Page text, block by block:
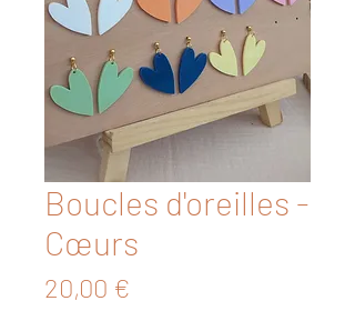
Boucles d'oreilles -
Cœurs
20,00 €